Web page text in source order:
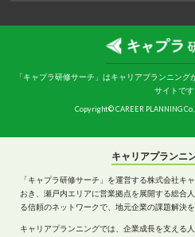
「キャプラ研修サーチ」はキャリアプランニン
サイトです
Copyright© CAREER PLANNING
キャリアプランニ
「キャプラ研修サーチ」を運営する株式会社キ
おき、瀬戸内エリアに営業拠点を展開する総合
る信頼のネットワークで、地元企業の課題解決を
キャリアプランニングでは、企業成長を支える